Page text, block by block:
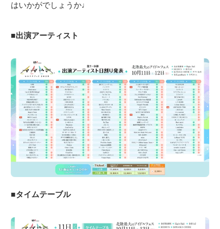
はいかがでしょうか♩
■出演アーティスト
■タイムテーブル